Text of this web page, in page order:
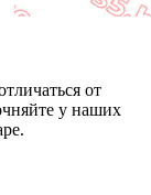
от
у наших